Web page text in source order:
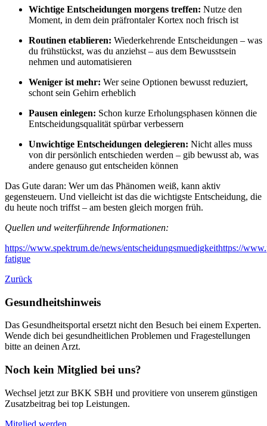
Wichtige Entscheidungen morgens treffen: Nutze den
Moment, in dem dein präfrontaler Kortex noch frisch ist
Routinen etablieren: Wiederkehrende Entscheidungen – was
du frühstückst, was du anziehst – aus dem Bewusstsein
nehmen und automatisieren
Weniger ist mehr: Wer seine Optionen bewusst reduziert,
schont sein Gehirn erheblich
Pausen einlegen: Schon kurze Erholungsphasen können die
Entscheidungsqualität spürbar verbessern
Unwichtige Entscheidungen delegieren: Nicht alles muss
von dir persönlich entschieden werden – gib bewusst ab, was
andere genauso gut entscheiden können
Das Gute daran: Wer um das Phänomen weiß, kann aktiv
gegensteuern. Und vielleicht ist das die wichtigste Entscheidung, die
du heute noch triffst – am besten gleich morgen früh.
Quellen und weiterführende Informationen:
https://www.spektrum.de/news/entscheidungsmuedigkeithttps://
fatigue
Zurück
Gesundheitshinweis
Das Gesundheitsportal ersetzt nicht den Besuch bei einem Experten.
Wende dich bei gesundheitlichen Problemen und Fragestellungen
bitte an deinen Arzt.
Noch kein Mitglied bei uns?
Wechsel jetzt zur BKK SBH und provitiere von unserem günstigen
Zusatzbeitrag bei top Leistungen.
Mitglied werden